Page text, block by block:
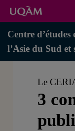
Centre d’études
l’Asie du Sud
Le
3